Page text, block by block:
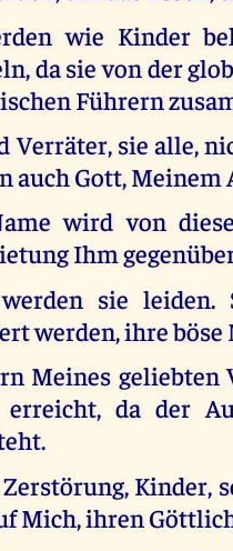
wie Kinder
da sie von der
Führern
Verräter, sie alle,
auch Gott, Meinem
wird von
Ihm
sie leiden.
werden, ihre
Meines geliebten
erreicht, da der
Kinder,
Mich, ihren